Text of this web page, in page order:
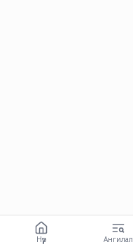
Нүүр Ангилал